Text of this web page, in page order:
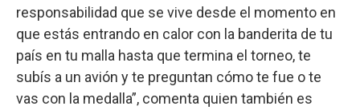
responsabilidad que se vive desde el momento en
que estás entrando en calor con la banderita de tu
país en tu malla hasta que termina el torneo, te
subís a un avión y te preguntan cómo te fue o te
vas con la medalla”, comenta quien también es